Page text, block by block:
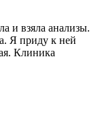
и взяла анализы.
Я приду к ней
Клиника